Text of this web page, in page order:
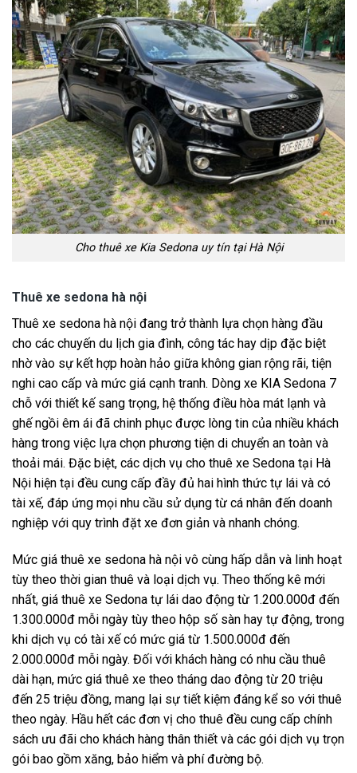
Cho thuê xe Kia Sedona uy tín tại Hà Nội
Thuê xe sedona hà nội
Thuê xe sedona hà nội đang trở thành lựa chọn hàng đầu
cho các chuyến du lịch gia đình, công tác hay dịp đặc biệt
nhờ vào sự kết hợp hoàn hảo giữa không gian rộng rãi, tiện
nghi cao cấp và mức giá cạnh tranh. Dòng xe KIA Sedona 7
chỗ với thiết kế sang trọng, hệ thống điều hòa mát lạnh và
ghế ngồi êm ái đã chinh phục được lòng tin của nhiều khách
hàng trong việc lựa chọn phương tiện di chuyển an toàn và
thoải mái. Đặc biệt, các dịch vụ cho thuê xe Sedona tại Hà
Nội hiện tại đều cung cấp đầy đủ hai hình thức tự lái và có
tài xế, đáp ứng mọi nhu cầu sử dụng từ cá nhân đến doanh
nghiệp với quy trình đặt xe đơn giản và nhanh chóng.
Mức giá thuê xe sedona hà nội vô cùng hấp dẫn và linh hoạt
tùy theo thời gian thuê và loại dịch vụ. Theo thống kê mới
nhất, giá thuê xe Sedona tự lái dao động từ 1.200.000đ đến
1.300.000đ mỗi ngày tùy theo hộp số sàn hay tự động, trong
khi dịch vụ có tài xế có mức giá từ 1.500.000đ đến
2.000.000đ mỗi ngày. Đối với khách hàng có nhu cầu thuê
dài hạn, mức giá thuê xe theo tháng dao động từ 20 triệu
đến 25 triệu đồng, mang lại sự tiết kiệm đáng kể so với thuê
theo ngày. Hầu hết các đơn vị cho thuê đều cung cấp chính
sách ưu đãi cho khách hàng thân thiết và các gói dịch vụ trọn
gói bao gồm xăng, bảo hiểm và phí đường bộ.